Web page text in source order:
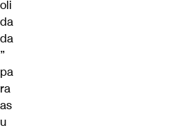
oli
da
da
”
pa
ra
as
u